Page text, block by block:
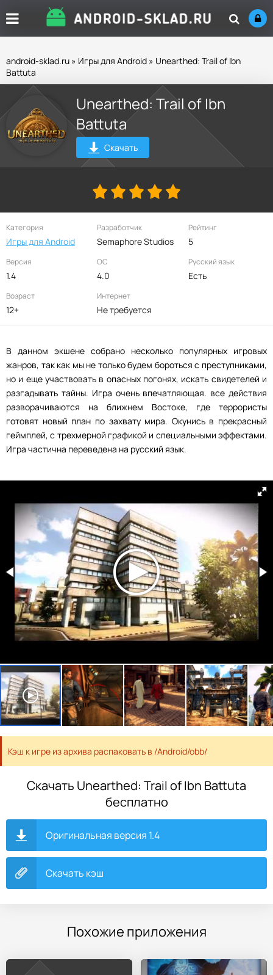
android-sklad.ru » Игры для Android » Unearthed: Trail of Ibn
Battuta
Unearthed: Trail of Ibn
Battuta
Скачать
Категория
Игры для Android
Разработчик
Semaphore Studios
Рейтинг
5
Версия
1.4
ОС
4.0
Русский язык
Есть
Возраст
12+
Интернет
Не требуется
В данном экшене собрано несколько популярных игровых
жанров, так как мы не только будем бороться с преступниками,
но и еще участвовать в опасных погонях, искать свидетелей и
разгадывать тайны. Игра очень впечатляющая. все действия
разворачиваются на ближнем Востоке, где террористы
готовят новый план по захвату мира. Окунись в прекрасный
геймплей, с трехмерной графикой и специальными эффектами.
Игра частична переведена на русский язык.
Кэш к игре из архива распаковать в /Android/obb/
Скачать Unearthed: Trail of Ibn Battuta
бесплатно
Оригинальная версия 1.4
Скачать кэш
Похожие приложения